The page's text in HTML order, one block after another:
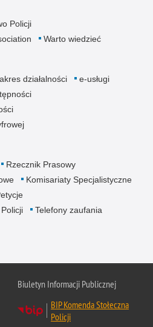
Policji
Warto wiedzieć
działalności
e-usługi
Rzecznik Prasowy
Komisariaty Specjalistyczne
Telefony zaufania
Biuletyn Informacji Publicznej
BIP Komenda Stołeczna
Policji